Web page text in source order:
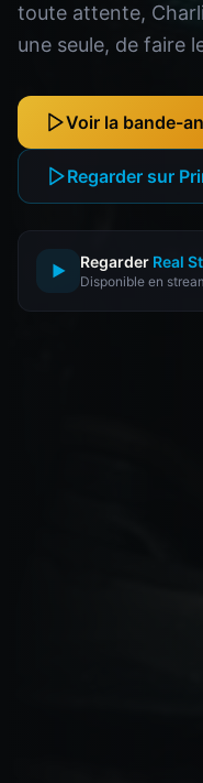
toute attente,
une seule, de faire
Voir la bande-
Regarder sur
▶ Regarder Real
Disponible en